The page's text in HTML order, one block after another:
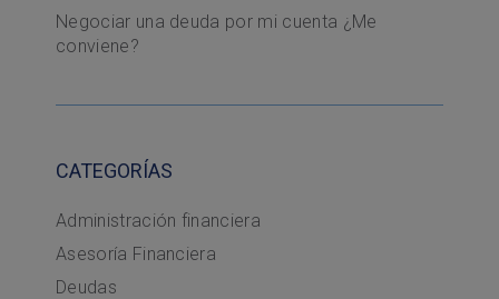
Negociar una deuda por mi cuenta ¿Me
conviene?
CATEGORÍAS
Administración financiera
Asesoría Financiera
Deudas